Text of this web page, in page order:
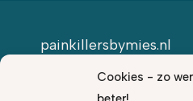
Cookies - zo
painkillersbymies.nl
Paula Produceert